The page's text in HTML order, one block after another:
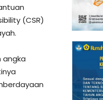
(CSR)
angka